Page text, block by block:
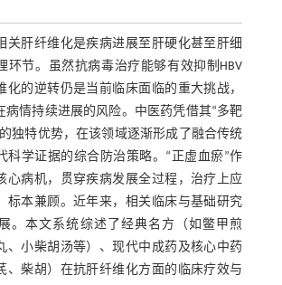
关肝纤维化是疾病进展至肝硬化甚至肝细
环节。虽然抗病毒治疗能够有效抑制HBV
化的逆转仍是当前临床面临的重大挑战，
病情持续进展的风险。中医药凭借其“多靶
独特优势，在该领域逐渐形成了融合传统
科学证据的综合防治策略。“正虚血瘀”作
心病机，贯穿疾病发展全过程，治疗上应
标本兼顾。近年来，相关临床与基础研究
。本文系统综述了经典名方（如鳖甲煎
、小柴胡汤等）、现代中成药及核心中药
、柴胡）在抗肝纤维化方面的临床疗效与